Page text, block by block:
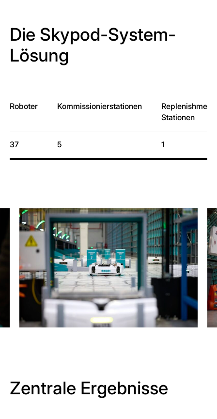
Die Skypod-System-
Lösung
Roboter Kommissionierstationen
Replenishment
Stationen
37 5 1
Zentrale Ergebnisse